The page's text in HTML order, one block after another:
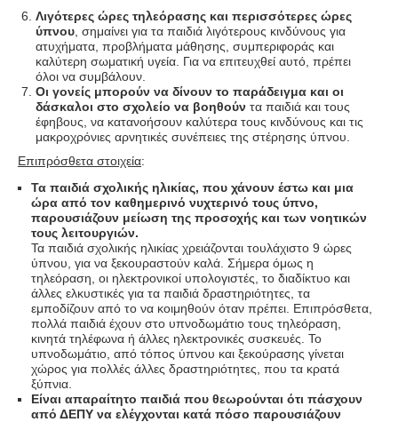
Λιγότερες ώρες τηλεόρασης και περισσότερες ώρες
ύπνου , σημαίνει για τα παιδιά λιγότερους κινδύνους για
ατυχήματα, προβλήματα μάθησης, συμπεριφοράς και
καλύτερη σωματική υγεία. Για να επιτευχθεί αυτό, πρέπει
όλοι να συμβάλουν.
Οι γονείς μπορούν να δίνουν το παράδειγμα και οι
δάσκαλοι στο σχολείο να βοηθούν τα παιδιά και τους
έφηβους, να κατανοήσουν καλύτερα τους κινδύνους και τις
μακροχρόνιες αρνητικές συνέπειες της στέρησης ύπνου.
Επιπρόσθετα στοιχεία:
Τα παιδιά σχολικής ηλικίας, που χάνουν έστω και μια
ώρα από τον καθημερινό νυχτερινό τους ύπνο,
παρουσιάζουν μείωση της προσοχής και των νοητικών
τους λειτουργιών.
Τα παιδιά σχολικής ηλικίας χρειάζονται τουλάχιστο 9 ώρες
ύπνου, για να ξεκουραστούν καλά. Σήμερα όμως η
τηλεόραση, οι ηλεκτρονικοί υπολογιστές, το διαδίκτυο και
άλλες ελκυστικές για τα παιδιά δραστηριότητες, τα
εμποδίζουν από το να κοιμηθούν όταν πρέπει. Επιπρόσθετα,
πολλά παιδιά έχουν στο υπνοδωμάτιο τους τηλεόραση,
κινητά τηλέφωνα ή άλλες ηλεκτρονικές συσκευές. Το
υπνοδωμάτιο, από τόπος ύπνου και ξεκούρασης γίνεται
χώρος για πολλές άλλες δραστηριότητες, που τα κρατά
ξύπνια.
Είναι απαραίτητο παιδιά που θεωρούνται ότι πάσχουν
από ΔΕΠΥ να ελέγχονται κατά πόσο παρουσιάζουν